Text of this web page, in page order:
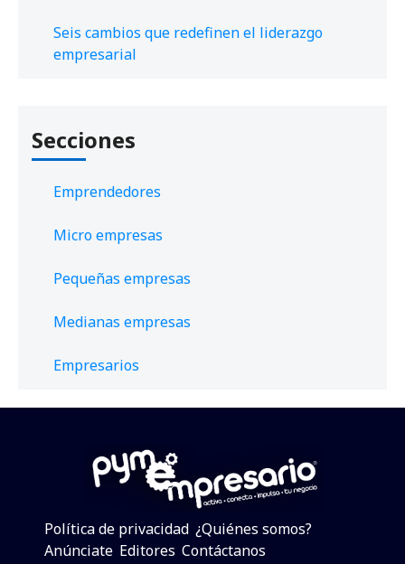
Seis cambios que redefinen el liderazgo
empresarial
Secciones
Emprendedores
Micro empresas
Pequeñas empresas
Medianas empresas
Empresarios
Política de privacidad ¿Quiénes somos?
Anúnciate Editores Contáctanos